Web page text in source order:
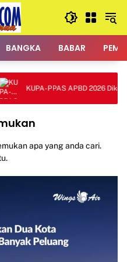
BANGKA BABAR
PPAS APBD 2026 Dikoreksi
apa yang anda cari.